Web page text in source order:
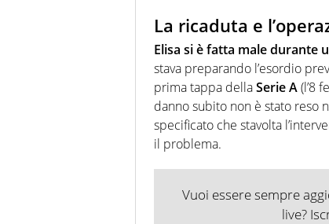
La ricaduta e
Elisa si è fatta male durante
stava preparando l’esordio
prima tappa dellaSerie A(l’8
danno subito non è stato reso
specificato che stavolta
il problema.
Vuoi essere sempre
live?